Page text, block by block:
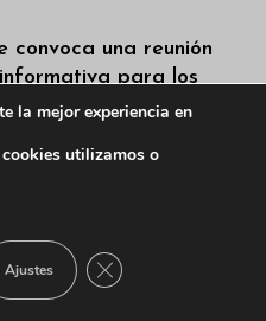
convoca una reunión
informativa para los
de Verano
2026
para uso libre del 12
al 14 de junio
la mejor experiencia en
cookies utilizamos o
Ajustes CERRAR EL